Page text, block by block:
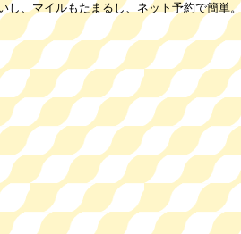
イルもたまるし、ネット予約で簡単。